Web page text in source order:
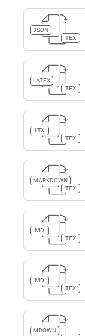
JSON
TEX
LATEX
TEX
LTX
TEX
MARKDOWN
TEX
MD
TEX
MD
TEX
MDOWN